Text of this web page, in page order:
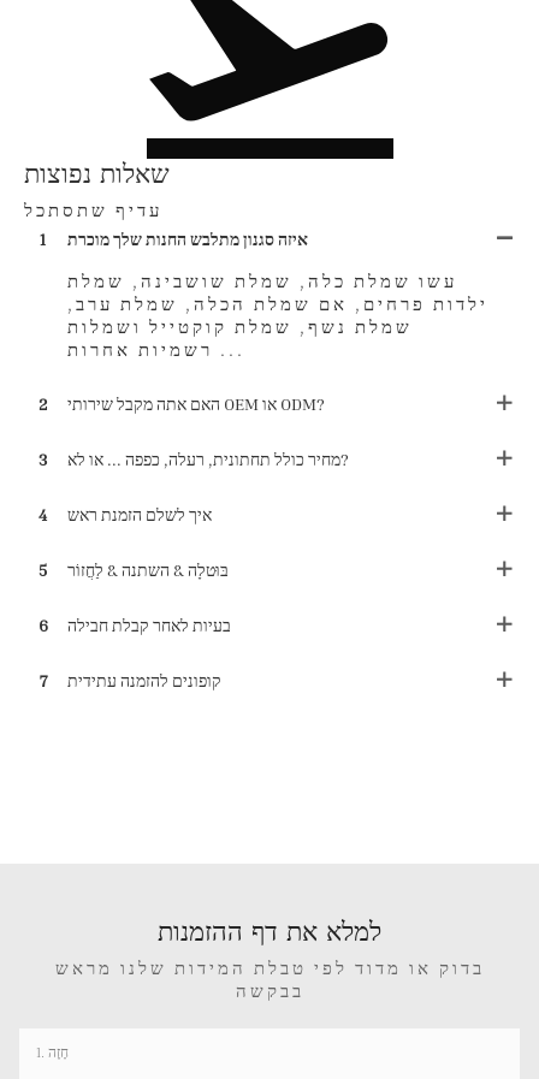
שאלות נפוצות
עדיף שתסתכל
1 איזה סגנון מתלבש החנות שלך מוכרת
עשו שמלת כלה, שמלת שושבינה, שמלת
ילדות פרחים, אם שמלת הכלה, שמלת ערב,
שמלת נשף, שמלת קוקטייל ושמלות
רשמיות אחרות ...
2 האם אתה מקבל שירותי OEM או ODM?
3 מחיר כולל תחתונית, רעלה, כפפה ... או לא?
4 איך לשלם הזמנת ראש
5 בּוּטלָה & השתנה & לַחֲזוֹר
6 בעיות לאחר קבלת חבילה
7 קופונים להזמנה עתידית
למלא את דף ההזמנות
בדוק או מדוד לפי טבלת המידות שלנו מראש
בבקשה
1. חָזֶה